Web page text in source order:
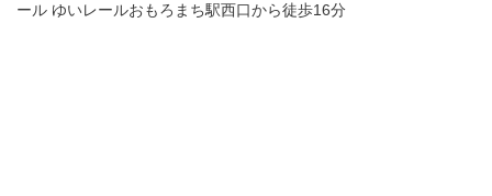
ール ゆいレールおもろまち駅西口から徒歩16分